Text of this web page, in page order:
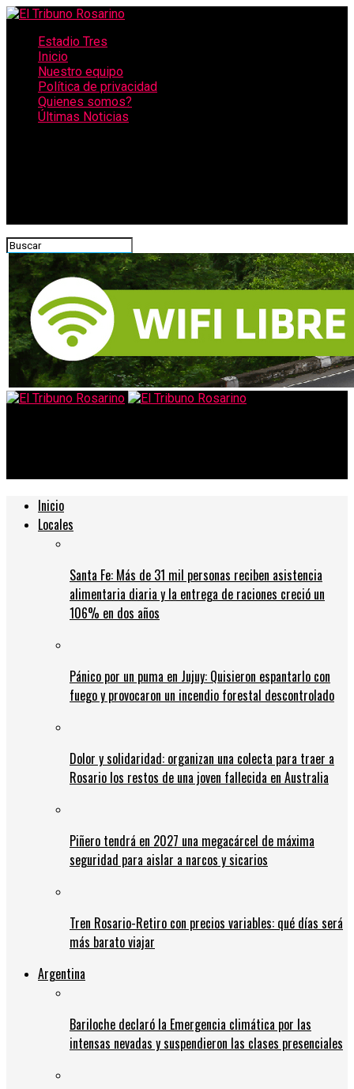
Estadio Tres
Inicio
Nuestro equipo
Política de privacidad
Quienes somos?
Últimas Noticias
Inicio
Locales
Santa Fe: Más de 31 mil personas reciben asistencia
alimentaria diaria y la entrega de raciones creció un
106% en dos años
Pánico por un puma en Jujuy: Quisieron espantarlo con
fuego y provocaron un incendio forestal descontrolado
Dolor y solidaridad: organizan una colecta para traer a
Rosario los restos de una joven fallecida en Australia
Piñero tendrá en 2027 una megacárcel de máxima
seguridad para aislar a narcos y sicarios
Tren Rosario-Retiro con precios variables: qué días será
más barato viajar
Argentina
Bariloche declaró la Emergencia climática por las
intensas nevadas y suspendieron las clases presenciales